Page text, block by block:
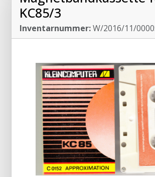
KC85/3
Inventarnummer:W/2016/11/